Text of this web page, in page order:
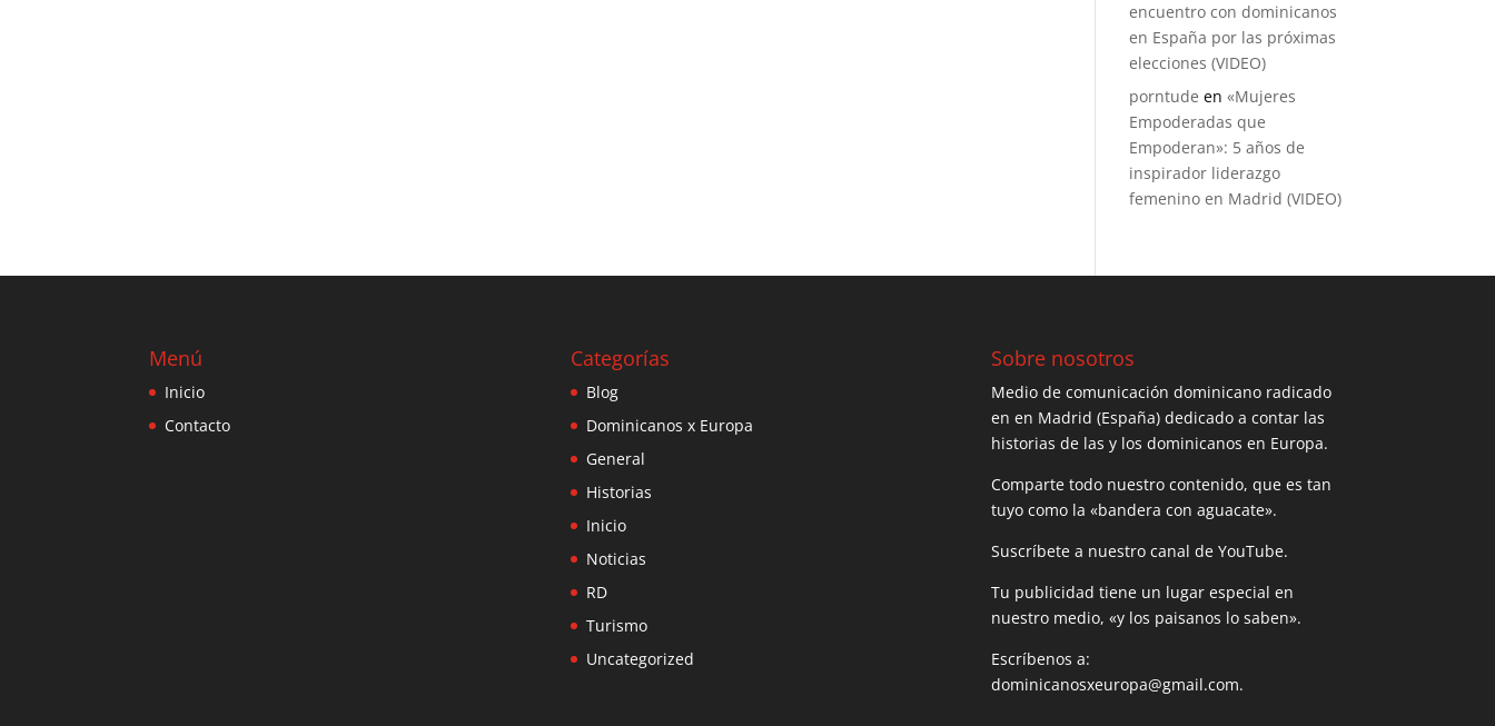
encuentro con dominicanos
en España por las próximas
elecciones (VIDEO)
porntude en«Mujeres
Empoderadas que
Empoderan»: 5 años de
inspirador liderazgo
femenino en Madrid (VIDEO)
Menú
Inicio
Contacto
Categorías
Blog
Dominicanos x Europa
General
Historias
Inicio
Noticias
RD
Turismo
Uncategorized
Sobre nosotros
Medio de comunicación dominicano radicado
en en Madrid (España) dedicado a contar las
historias de las y los dominicanos en Europa.
Comparte todo nuestro contenido, que es tan
tuyo como la «bandera con aguacate».
Suscríbete a nuestro canal de YouTube.
Tu publicidad tiene un lugar especial en
nuestro medio, «y los paisanos lo saben».
Escríbenos a:
dominicanosxeuropa@gmail.com.